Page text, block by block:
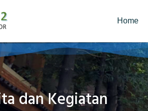
Home
dan Kegiatan